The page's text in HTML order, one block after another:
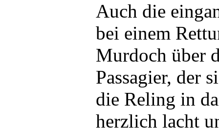
Auch die
bei einem
Murdoch über
Passagier, der
die Reling in
herzlich lacht